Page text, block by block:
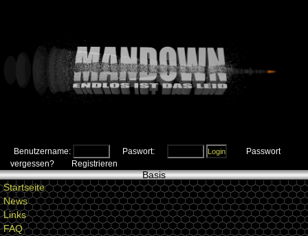
Benutzername: Paswort:
Passwort
vergessen?
Registrieren
Basis
Startseite
News
Links
FAQ